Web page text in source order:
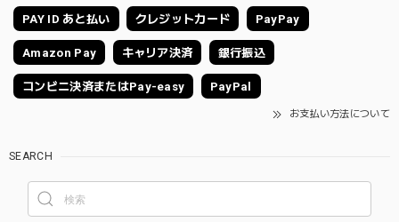
PAY ID あと払い クレジットカード PayPay
Amazon Pay キャリア決済 銀行振込
コンビニ決済またはPay-easy PayPal
お支払い方法について
SEARCH